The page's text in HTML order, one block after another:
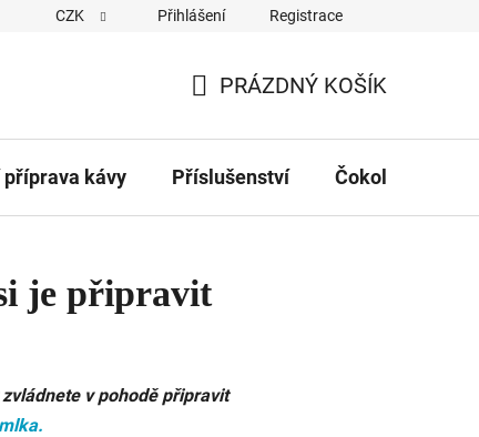
Obchodní podmínky Kontakty Hodnocení obchodu
CZK Přihlášení Registrace
KOŠÍK
PRÁZDNÝ KOŠÍK
kávy Příslušenství Čokolády
je připravit
v pohodě připravit
.